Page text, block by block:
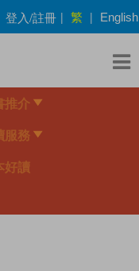
登入/註冊 | 繁 | English
推介
服務
好讀